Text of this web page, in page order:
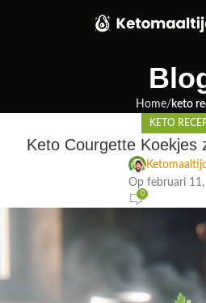
Home keto
KETO
Keto Courgette Koekjes
Ketomaaltijd
Op februari
0